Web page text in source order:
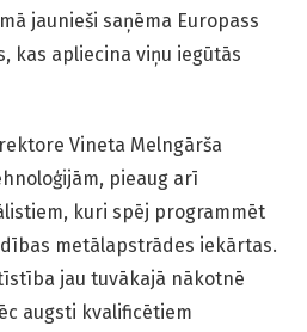
jaunieši saņēma Europass
kas apliecina viņu iegūtās
Vineta Melngārša
pieaug arī
kuri spēj programmēt
metālapstrādes iekārtas.
jau tuvākajā nākotnē
augsti kvalificētiem